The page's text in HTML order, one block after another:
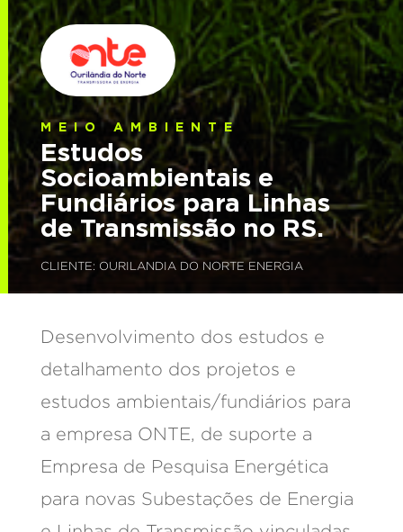
MEIO AMBIENTE
Estudos
Socioambientais e
Fundiários para Linhas
de Transmissão no RS.
CLIENTE: OURILANDIA DO NORTE ENERGIA
Desenvolvimento dos estudos e
detalhamento dos projetos e
estudos ambientais/fundiários para
a empresa ONTE, de suporte a
Empresa de Pesquisa Energética
para novas Subestações de Energia